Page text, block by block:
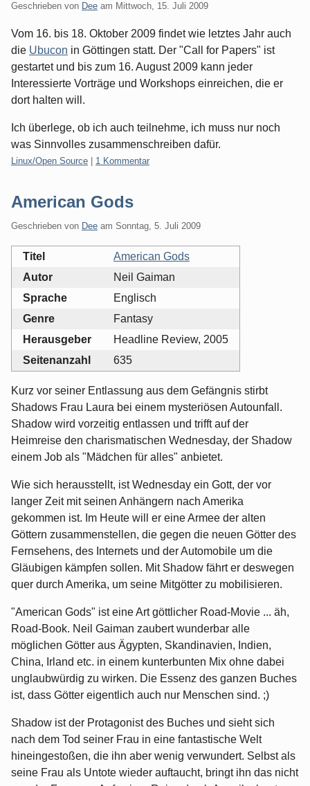
Geschrieben von Dee am Mittwoch, 15. Juli 2009
Vom 16. bis 18. Oktober 2009 findet wie letztes Jahr auch
die Ubucon in Göttingen statt. Der "Call for Papers" ist
gestartet und bis zum 16. August 2009 kann jeder
Interessierte Vorträge und Workshops einreichen, die er
dort halten will.
Ich überlege, ob ich auch teilnehme, ich muss nur noch
was Sinnvolles zusammenschreiben dafür.
Kategorien:
Linux/Open Source 1 Kommentar
American Gods
Geschrieben von Dee am Sonntag, 5. Juli 2009
Titel
American Gods
Autor
Neil Gaiman
Sprache
Englisch
Genre
Fantasy
Herausgeber
Headline Review, 2005
Seitenanzahl
635
Kurz vor seiner Entlassung aus dem Gefängnis stirbt
Shadows Frau Laura bei einem mysteriösen Autounfall.
Shadow wird vorzeitig entlassen und trifft auf der
Heimreise den charismatischen Wednesday, der Shadow
einem Job als "Mädchen für alles" anbietet.
Wie sich herausstellt, ist Wednesday ein Gott, der vor
langer Zeit mit seinen Anhängern nach Amerika
gekommen ist. Im Heute will er eine Armee der alten
Göttern zusammenstellen, die gegen die neuen Götter des
Fernsehens, des Internets und der Automobile um die
Gläubigen kämpfen sollen. Mit Shadow fährt er deswegen
quer durch Amerika, um seine Mitgötter zu mobilisieren.
"American Gods" ist eine Art göttlicher Road-Movie ... äh,
Road-Book. Neil Gaiman zaubert wunderbar alle
möglichen Götter aus Ägypten, Skandinavien, Indien,
China, Irland etc. in einem kunterbunten Mix ohne dabei
unglaubwürdig zu wirken. Die Essenz des ganzen Buches
ist, dass Götter eigentlich auch nur Menschen sind. ;)
Shadow ist der Protagonist des Buches und sieht sich
nach dem Tod seiner Frau in eine fantastische Welt
hineingestoßen, die ihn aber wenig verwundert. Selbst als
seine Frau als Untote wieder auftaucht, bringt ihn das nicht